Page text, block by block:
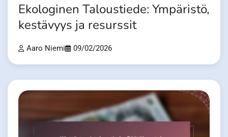
Ekologinen Taloustiede: Ympäristö,
kestävyys ja resurssit
Aaro Niemi 09/02/2026